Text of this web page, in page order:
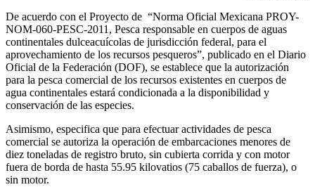
De acuerdo con el Proyecto de “Norma Oficial Mexicana PROY-
NOM-060-PESC-2011, Pesca responsable en cuerpos de aguas
continentales dulceacuícolas de jurisdicción federal, para el
aprovechamiento de los recursos pesqueros”, publicado en el Diario
Oficial de la Federación (DOF), se establece que la autorización
para la pesca comercial de los recursos existentes en cuerpos de
agua continentales estará condicionada a la disponibilidad y
conservación de las especies.
Asimismo, especifica que para efectuar actividades de pesca
comercial se autoriza la operación de embarcaciones menores de
diez toneladas de registro bruto, sin cubierta corrida y con motor
fuera de borda de hasta 55.95 kilovatios (75 caballos de fuerza), o
sin motor.